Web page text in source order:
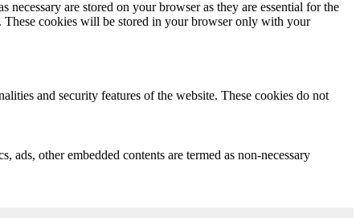
are stored on your browser as they are essential for the
These cookies will be stored in your browser only with your
and security features of the website. These cookies do not
other embedded contents are termed as non-necessary